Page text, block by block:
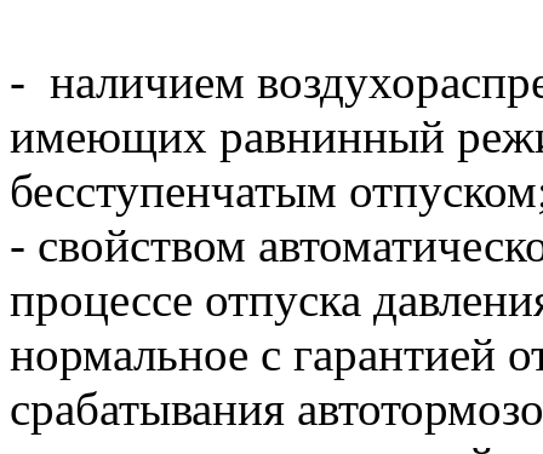
- наличием
имеющих равнинный
бесступенчатым
- свойством
процессе отпуска
нормальное с гарантией
срабатывания